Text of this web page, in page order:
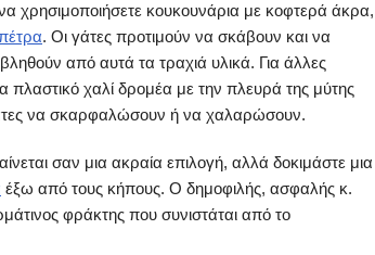
χρησιμοποιήσετε κουκουνάρια με κοφτερά άκρα,
. Οι γάτες προτιμούν να σκάβουν και να
από αυτά τα τραχιά υλικά. Για άλλες
πλαστικό χαλί δρομέα με την πλευρά της μύτης
να σκαρφαλώσουν ή να χαλαρώσουν.
σαν μια ακραία επιλογή, αλλά δοκιμάστε μια
έξω από τους κήπους. Ο δημοφιλής, ασφαλής κ.
φράκτης που συνιστάται από το